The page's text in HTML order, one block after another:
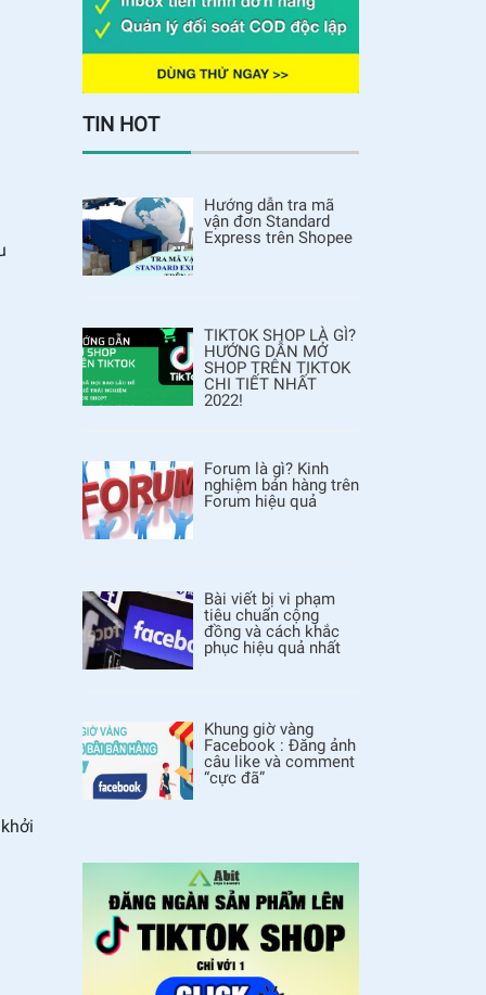
TIN HOT
Hướng dẫn tra mã
vận đơn Standard
Express trên Shopee
TIKTOK SHOP LÀ GÌ?
HƯỚNG DẪN MỞ
SHOP TRÊN TIKTOK
CHI TIẾT NHẤT
2022!
Forum là gì? Kinh
nghiệm bán hàng trên
Forum hiệu quả
Bài viết bị vi phạm
tiêu chuẩn cộng
đồng và cách khắc
phục hiệu quả nhất
Khung giờ vàng
Facebook : Đăng ảnh
câu like và comment
“cực đã”